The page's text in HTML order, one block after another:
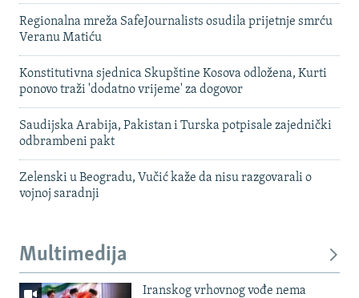
Regionalna mreža SafeJournalists osudila prijetnje smrću
Veranu Matiću
Konstitutivna sjednica Skupštine Kosova odložena, Kurti
ponovo traži 'dodatno vrijeme' za dogovor
Saudijska Arabija, Pakistan i Turska potpisale zajednički
odbrambeni pakt
Zelenski u Beogradu, Vučić kaže da nisu razgovarali o
vojnoj saradnji
Multimedija
Iranskog vrhovnog vođe nema